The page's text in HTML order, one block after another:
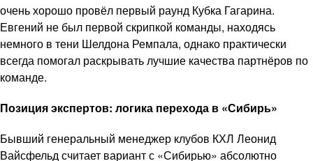
очень хорошо провёл первый раунд Кубка Гагарина.
Евгений не был первой скрипкой команды, находясь
немного в тени Шелдона Ремпала, однако практически
всегда помогал раскрывать лучшие качества партнёров по
команде.
Позиция экспертов: логика перехода в «Сибирь»
Бывший генеральный менеджер клубов КХЛ Леонид
Вайсфельд считает вариант с «Сибирью» абсолютно